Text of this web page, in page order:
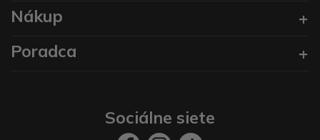
Nákup
Poradca
Sociálne siete